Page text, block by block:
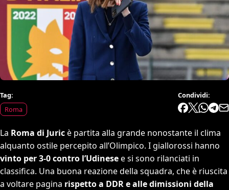
Tag:
Roma
Condividi:
La Roma di Juricè partita alla grande nonostante il clima
alquanto ostile percepito all’Olimpico. I giallorossi hanno
vinto per 3-0 contro l’Udinesee si sono rilanciati in
classifica. Una buona reazione della squadra, che è riuscita
a voltare pagina rispetto a DDR e alle dimissioni della